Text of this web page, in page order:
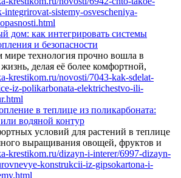
дом: как интегрировать системы
и безопасности
мире технология прочно вошла в
делая её более комфортной,
в теплице из поликарбоната:
водяной контур
условий для растений в теплице
выращивания овощей, фруктов и